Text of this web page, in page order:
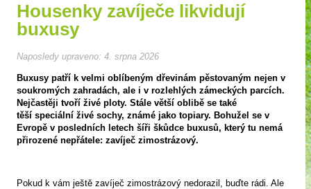
Housenky zavíječe likvidují
buxusy
Naposledy upraveno: 4. srpna 2026
Buxusy patří k velmi oblíbeným dřevinám pěstovaným nejen v
soukromých zahradách, ale i v rozlehlých zámeckých parcích.
Nejčastěji tvoří živé ploty. Stále větší oblibě se také
těší speciální živé sochy, známé jako topiary. Bohužel se v
Evropě v posledních letech šíři škůdce buxusů, který tu nemá
přirozené nepřátele: zavíječ zimostrázový.
Pokud k vám ještě zavíječ zimostrázový nedorazil, buďte rádi. Ale